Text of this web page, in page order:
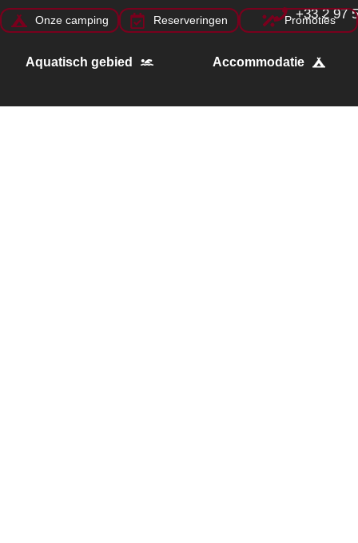
+33 2 97
Onze camping Reserveringen Promoties
Aquatisch gebied Accommodatie